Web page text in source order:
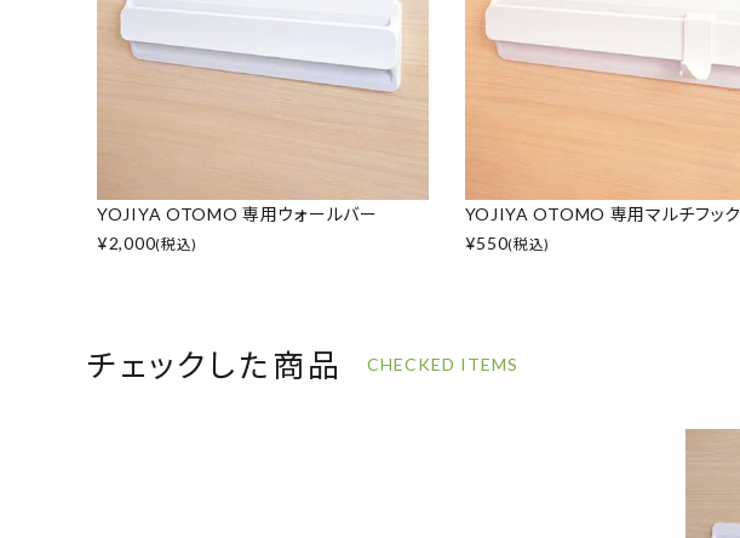
YOJIYA OTOMO 専用ウォールバー
¥2,000(税込)
YOJIYA OTOMO 専用マルチフック
¥550(税込)
チェックした商品 CHECKED ITEMS